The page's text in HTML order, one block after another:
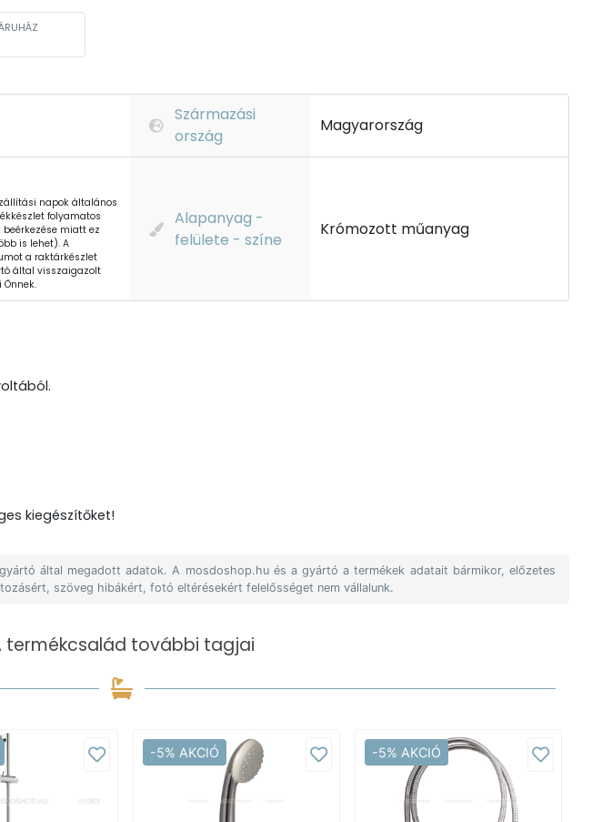
Származási
ország
Magyarország
napok általános
folyamatos
miatt ez
is lehet). A
a raktárkészlet
által visszaigazolt
Alapanyag -
felülete - színe
Krómozott műanyag
kiegészítőket!
által megadott adatok. A mosdoshop.hu és a gyártó a termékek adatait bármikor, előzetes
szöveg hibákért, fotó eltérésekért felelősséget nem vállalunk.
termékcsalád további tagjai
-5% AKCIÓ -5% AKCIÓ